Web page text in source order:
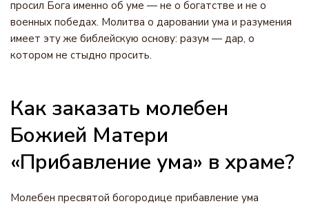
просил Бога именно об уме — не о богатстве и не о
военных победах. Молитва о даровании ума и разумения
имеет эту же библейскую основу: разум — дар, о
котором не стыдно просить.
Как заказать молебен
Божией Матери
«Прибавление ума» в храме?
Молебен пресвятой богородице прибавление ума